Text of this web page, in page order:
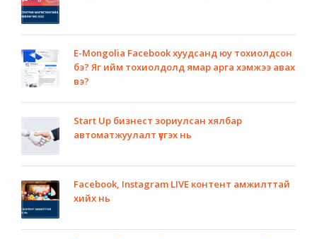
E-Mongolia Facebook хуудсанд юу тохиолдсон
бэ? Яг ийм тохиолдолд ямар арга хэмжээ авах
вэ?
Start Up бизнест зориулсан хялбар
автоматжуулалт үүсгэх нь
Facebook, Instagram LIVE контент амжилттай
хийх нь